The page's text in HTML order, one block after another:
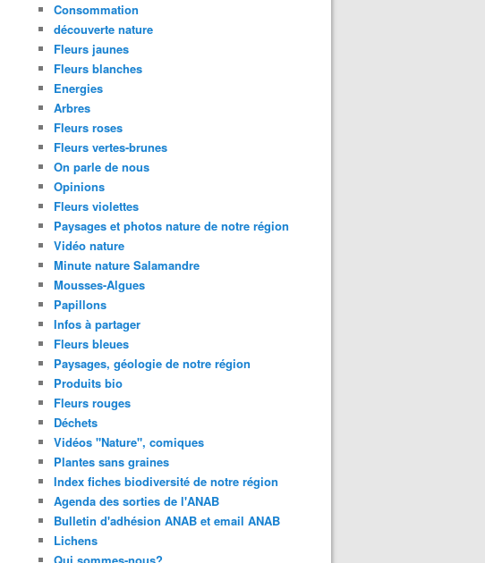
Consommation
découverte nature
Fleurs jaunes
Fleurs blanches
Energies
Arbres
Fleurs roses
Fleurs vertes-brunes
On parle de nous
Opinions
Fleurs violettes
Paysages et photos nature de notre région
Vidéo nature
Minute nature Salamandre
Mousses-Algues
Papillons
Infos à partager
Fleurs bleues
Paysages, géologie de notre région
Produits bio
Fleurs rouges
Déchets
Vidéos "Nature", comiques
Plantes sans graines
Index fiches biodiversité de notre région
Agenda des sorties de l'ANAB
Bulletin d'adhésion ANAB et email ANAB
Lichens